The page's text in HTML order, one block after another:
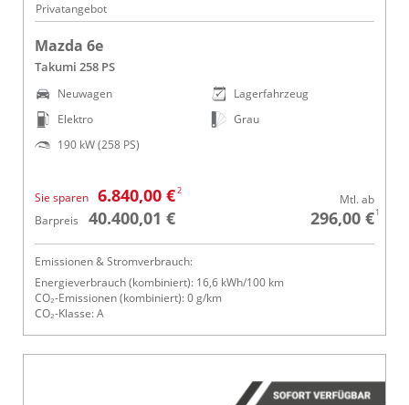
Privatangebot
Mazda 6e
Takumi 258 PS
Neuwagen
Elektro
190 kW (258 PS)
Lagerfahrzeug
Grau
Sie sparen 6.840,00 €2
Barpreis 40.400,01 €
Mtl. ab
296,00 €1
Emissionen & Stromverbrauch:
Energieverbrauch (kombiniert): 16,6 kWh/100 km
CO₂-Emissionen (kombiniert): 0 g/km
CO₂-Klasse: A